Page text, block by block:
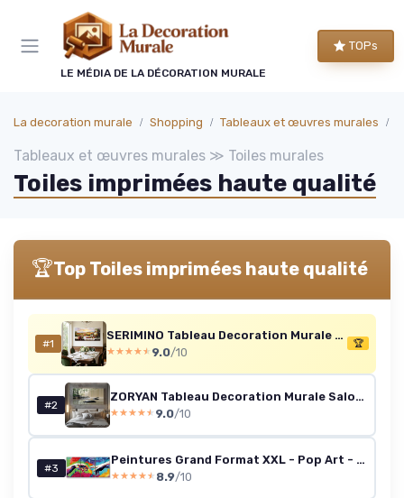
LE MÉDIA DE LA DÉCORATION MURALE
TOPs
La decoration murale Shopping Tableaux et œuvres murales
Tableaux et œuvres murales ≫ Toiles murales
Toiles imprimées haute qualité
🏆Top Toiles imprimées haute qualité
#1
SERIMINO Tableau Decoration Murale Grand, Vintage Cuisine Decoration Maison, Impression sur Toile Moderne, Décoration Naturelle Artistique Paysage pour Salon Chambre Bureau 73x146 cm Domaine Viticole Européen 146L x 73l cm
★★★★★
★★★★★ 9.0/10
🏆
#2
ZORYAN Tableau Decoration Murale Salon Cadre en Bois Pierres Zen En Bambou Décoration Murale Prêt à Suspendre 70x140cm Vert Tableau Artistique pour Chambre Adulte, Peinture Décorative Toile tendue sur châssis en bois 70x140 cm
★★★★★
★★★★★ 9.0/10
#3
Peintures Grand Format XXL - Pop Art - Mains de Création - Toile - 308x140cm - 3pcs - x 100x140cm - Grande Image 308x140cm - 3pz - x 100x140cm Pop Art - Mains de Création
★★★★★
★★★★★ 8.9/10
Panneau de gestion des cookies